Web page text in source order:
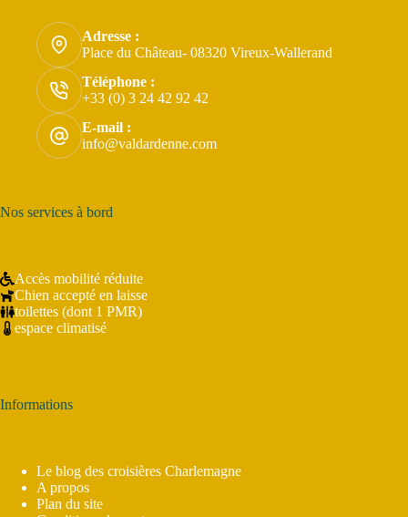
Adresse :
Place du Château- 08320 Vireux-Wallerand
Téléphone :
+33 (0) 3 24 42 92 42
E-mail :
info@valdardenne.com
Nos services à bord
Accès mobilité réduite
Chien accepté en laisse
toilettes (dont 1 PMR)
espace climatisé
Informations
Le blog des croisières Charlemagne
A propos
Plan du site